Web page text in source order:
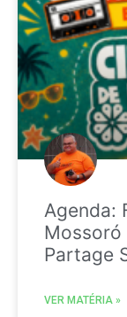
Agenda:
Mossoró
Partage
VER MATÉRIA »